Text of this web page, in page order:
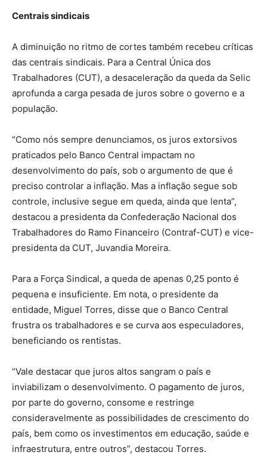
Centrais sindicais
A diminuição no ritmo de cortes também recebeu críticas
das centrais sindicais. Para a Central Única dos
Trabalhadores (CUT), a desaceleração da queda da Selic
aprofunda a carga pesada de juros sobre o governo e a
população.
“Como nós sempre denunciamos, os juros extorsivos
praticados pelo Banco Central impactam no
desenvolvimento do país, sob o argumento de que é
preciso controlar a inflação. Mas a inflação segue sob
controle, inclusive segue em queda, ainda que lenta”,
destacou a presidenta da Confederação Nacional dos
Trabalhadores do Ramo Financeiro (Contraf-CUT) e vice-
presidenta da CUT, Juvandia Moreira.
Para a Força Sindical, a queda de apenas 0,25 ponto é
pequena e insuficiente. Em nota, o presidente da
entidade, Miguel Torres, disse que o Banco Central
frustra os trabalhadores e se curva aos especuladores,
beneficiando os rentistas.
“Vale destacar que juros altos sangram o país e
inviabilizam o desenvolvimento. O pagamento de juros,
por parte do governo, consome e restringe
consideravelmente as possibilidades de crescimento do
país, bem como os investimentos em educação, saúde e
infraestrutura, entre outros”, destacou Torres.